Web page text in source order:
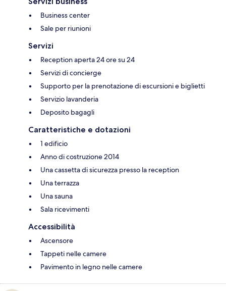
Business center
Sale per riunioni
Servizi
Reception aperta 24 ore su 24
Servizi di concierge
Supporto per la prenotazione di escursioni e biglietti
Servizio lavanderia
Deposito bagagli
Caratteristiche e dotazioni
1 edificio
Anno di costruzione 2014
Una cassetta di sicurezza presso la reception
Una terrazza
Una sauna
Sala ricevimenti
Accessibilità
Ascensore
Tappeti nelle camere
Pavimento in legno nelle camere